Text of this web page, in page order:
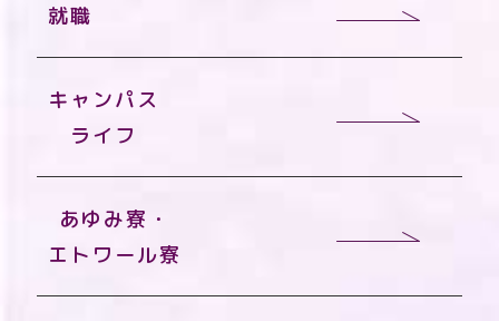
就職
キャンパス
ライフ
あゆみ寮・
エトワール寮